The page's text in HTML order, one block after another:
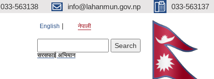
033-563138 info@lahanmun.gov.np 033-563137
English नेपाली
सरसफाई अभियान